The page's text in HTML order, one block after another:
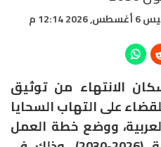
12:14 م
الانتهاء من توثيق
على التهاب السحايا
ووضع خطة العمل